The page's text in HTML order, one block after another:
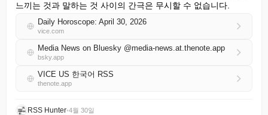
느끼는 것과 말하는 것 사이의 간극은 무시할 수 없습니다.
Daily Horoscope: April 30, 2026
vice.com
Media News on Bluesky @media-news.at.thenote.app
bsky.app
VICE US 한국어 RSS
thenote.app
RSS Hunter•4월 30일